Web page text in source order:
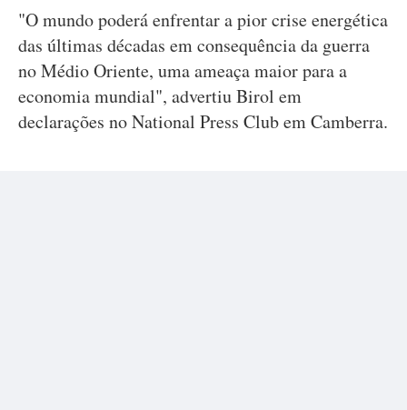
"O mundo poderá enfrentar a pior crise energética
das últimas décadas em consequência da guerra
no Médio Oriente, uma ameaça maior para a
economia mundial", advertiu Birol em
declarações no National Press Club em Camberra.